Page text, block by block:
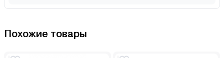
Похожие товары